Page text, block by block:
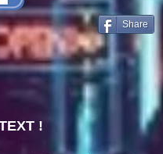
Share
!